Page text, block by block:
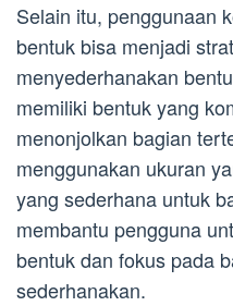
Selain itu, penggunaan
bentuk bisa menjadi
menyederhanakan
memiliki bentuk yang
menonjolkan bagian
menggunakan ukuran
yang sederhana untuk
membantu pengguna
bentuk dan fokus pada
sederhanakan.